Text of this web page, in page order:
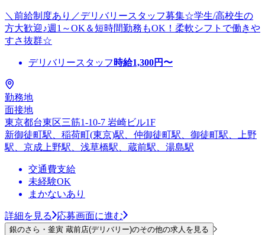
＼前給制度あり／デリバリースタッフ募集☆学生/高校生の
方大歓迎♪週1～OK＆短時間勤務もOK！柔軟シフトで働きや
すさ抜群☆
デリバリースタッフ 時給1,300円〜
勤務地
面接地
東京都台東区三筋1-10-7 岩崎ビル1F
新御徒町駅、稲荷町(東京)駅、仲御徒町駅、御徒町駅、上野
駅、京成上野駅、浅草橋駅、蔵前駅、湯島駅
交通費支給
未経験OK
まかないあり
詳細を見る 応募画面に進む
銀のさら・釜寅 蔵前店(デリバリー)のその他の求人を見る